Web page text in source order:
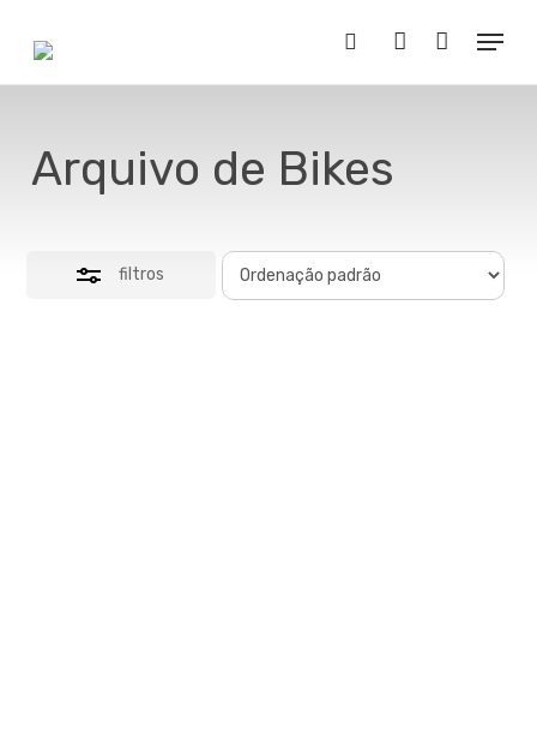
main
content
Buscar..account
Menu
Arquivo de Bikes
filtros
Close